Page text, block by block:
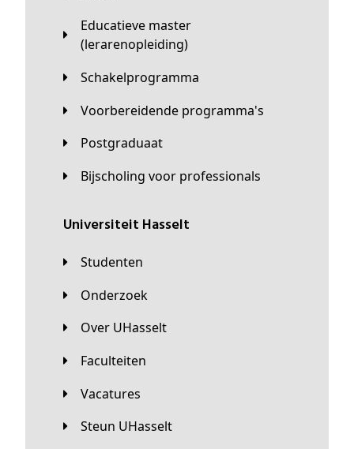
Educatieve master
(lerarenopleiding)
Schakelprogramma
Voorbereidende programma's
Postgraduaat
Bijscholing voor professionals
universiteit Hasselt
Studenten
Onderzoek
Over UHasselt
Faculteiten
Vacatures
Steun UHasselt